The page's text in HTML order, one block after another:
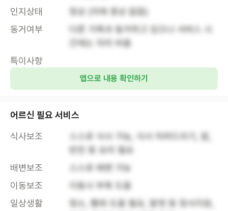
인지상태
정상 (치매 증상 없음)
동거여부
다른 가족과 동거하고 있으나 서비스 시
간에는 자리 비움
특이사항
앱으로 내용 확인하기
어르신 필요 서비스
식사보조
스스로 식사 가능, 식사 차려드리기, 밥,
반찬 등 요리 필요
배변보조
스스로 배변 가능
이동보조
이동시 부축 도움
일상생활
청소, 빨래 도움 필요, 말벗 등 정서지원,